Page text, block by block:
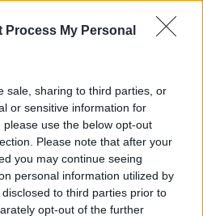
Process My Personal
sale, sharing to third parties, or
or sensitive information for
use the below opt-out
Please note that after your
you may continue seeing
personal information utilized by
to third parties prior to
opt-out of the further
29/07/2019 12:47
tutti i servizi ed è
comodo per visitare la
non perdere. Per il centro
saranno meno di 2km.